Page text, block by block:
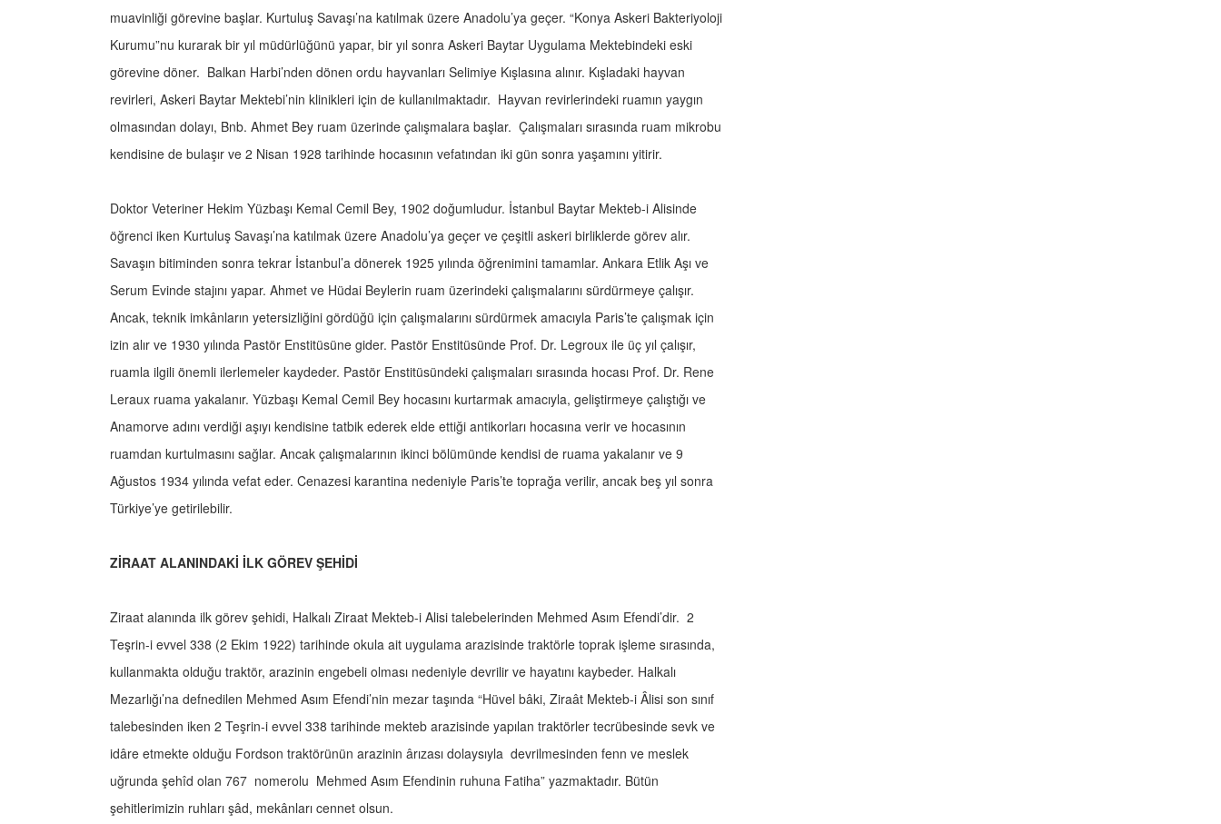
muavinliği görevine başlar. Kurtuluş Savaşı’na katılmak üzere Anadolu’ya geçer. “Konya Askeri Bakteriyoloji
Kurumu”nu kurarak bir yıl müdürlüğünü yapar, bir yıl sonra Askeri Baytar Uygulama Mektebindeki eski
görevine döner. Balkan Harbi’nden dönen ordu hayvanları Selimiye Kışlasına alınır. Kışladaki hayvan
revirleri, Askeri Baytar Mektebi’nin klinikleri için de kullanılmaktadır. Hayvan revirlerindeki ruamın yaygın
olmasından dolayı, Bnb. Ahmet Bey ruam üzerinde çalışmalara başlar. Çalışmaları sırasında ruam mikrobu
kendisine de bulaşır ve 2 Nisan 1928 tarihinde hocasının vefatından iki gün sonra yaşamını yitirir.
Doktor Veteriner Hekim Yüzbaşı Kemal Cemil Bey, 1902 doğumludur. İstanbul Baytar Mekteb-i Alisinde
öğrenci iken Kurtuluş Savaşı’na katılmak üzere Anadolu’ya geçer ve çeşitli askeri birliklerde görev alır.
Savaşın bitiminden sonra tekrar İstanbul’a dönerek 1925 yılında öğrenimini tamamlar. Ankara Etlik Aşı ve
Serum Evinde stajını yapar. Ahmet ve Hüdai Beylerin ruam üzerindeki çalışmalarını sürdürmeye çalışır.
Ancak, teknik imkânların yetersizliğini gördüğü için çalışmalarını sürdürmek amacıyla Paris’te çalışmak için
izin alır ve 1930 yılında Pastör Enstitüsüne gider. Pastör Enstitüsünde Prof. Dr. Legroux ile üç yıl çalışır,
ruamla ilgili önemli ilerlemeler kaydeder. Pastör Enstitüsündeki çalışmaları sırasında hocası Prof. Dr. Rene
Leraux ruama yakalanır. Yüzbaşı Kemal Cemil Bey hocasını kurtarmak amacıyla, geliştirmeye çalıştığı ve
Anamorve adını verdiği aşıyı kendisine tatbik ederek elde ettiği antikorları hocasına verir ve hocasının
ruamdan kurtulmasını sağlar. Ancak çalışmalarının ikinci bölümünde kendisi de ruama yakalanır ve 9
Ağustos 1934 yılında vefat eder. Cenazesi karantina nedeniyle Paris’te toprağa verilir, ancak beş yıl sonra
Türkiye’ye getirilebilir.
ZİRAAT ALANINDAKİ İLK GÖREV ŞEHİDİ
Ziraat alanında ilk görev şehidi, Halkalı Ziraat Mekteb-i Alisi talebelerinden Mehmed Asım Efendi’dir. 2
Teşrin-i evvel 338 (2 Ekim 1922) tarihinde okula ait uygulama arazisinde traktörle toprak işleme sırasında,
kullanmakta olduğu traktör, arazinin engebeli olması nedeniyle devrilir ve hayatını kaybeder. Halkalı
Mezarlığı’na defnedilen Mehmed Asım Efendi’nin mezar taşında “Hüvel bâki, Ziraât Mekteb-i Âlisi son sınıf
talebesinden iken 2 Teşrin-i evvel 338 tarihinde mekteb arazisinde yapılan traktörler tecrübesinde sevk ve
idâre etmekte olduğu Fordson traktörünün arazinin ârızası dolaysıyla devrilmesinden fenn ve meslek
uğrunda şehîd olan 767 nomerolu Mehmed Asım Efendinin ruhuna Fatiha” yazmaktadır. Bütün
şehitlerimizin ruhları şâd, mekânları cennet olsun.